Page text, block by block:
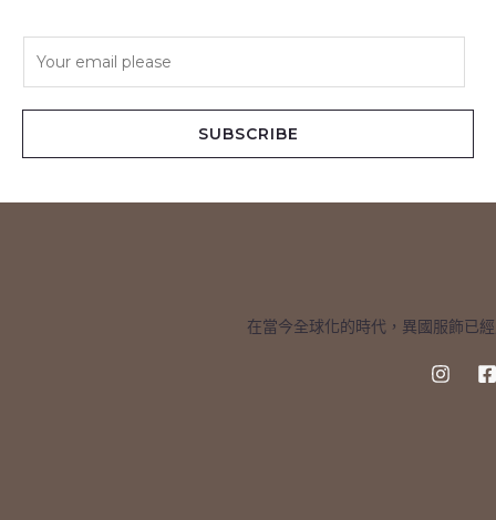
SUBSCRIBE
在當今全球化的時代，異國服飾已